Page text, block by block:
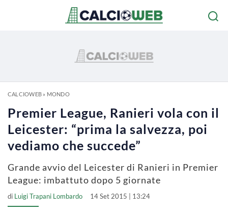
CALCIOWEB» MONDO
Premier League, Ranieri vola con il
Leicester: “prima la salvezza, poi
vediamo che succede”
Grande avvio del Leicester di Ranieri in Premier
League: imbattuto dopo 5 giornate
di Luigi Trapani Lombardo 14 Set 2015 | 13:24